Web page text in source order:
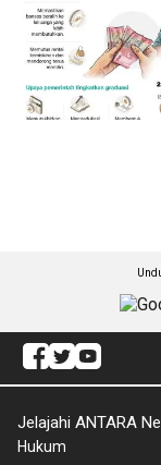
Jelajahi ANTARA
Hukum